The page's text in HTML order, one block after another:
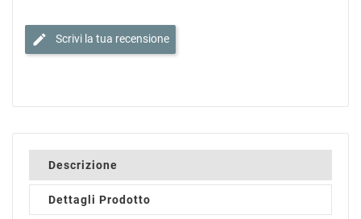
edit Scrivi la tua recensione
Descrizione
Dettagli Prodotto